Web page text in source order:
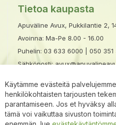
Tietoa kaupasta
Apuväline Avux, Pukkilantie 2,
Avoinna: Ma-Pe 8.00 - 16.00
Puhelin: 03 633 6000
050 351
Sähköposti:
Käytämme evästeitä
henkilökohtaisten tarjousten
parantamiseen. Jos et hyväksy
tämä voi vaikuttaa sivuston